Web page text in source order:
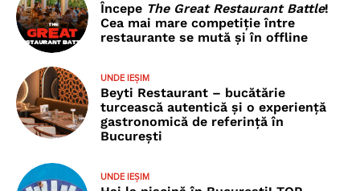
Începe The Great Restaurant Battle!
Cea mai mare competiție între
restaurante se mută și în offline
UNDE IEȘIM
Beyti Restaurant – bucătărie
turcească autentică și o experiență
gastronomică de referință în
București
UNDE IEȘIM